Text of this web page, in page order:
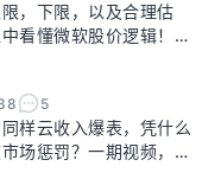
，下限，以及合理估
看懂微软股价逻辑！
5
样云收入爆表，凭什么
场惩罚？一期视频，告